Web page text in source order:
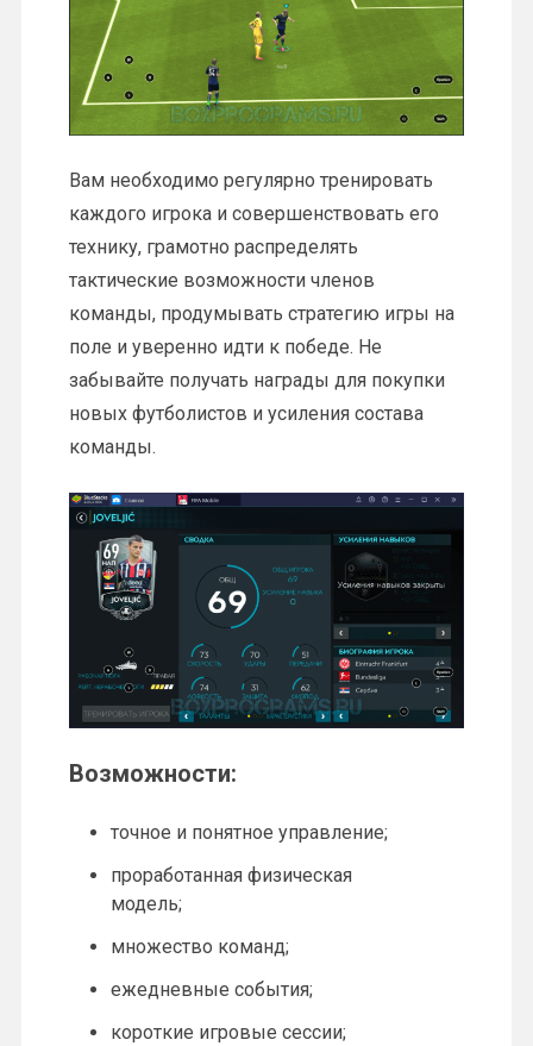
Вам необходимо регулярно тренировать
каждого игрока и совершенствовать его
технику, грамотно распределять
тактические возможности членов
команды, продумывать стратегию игры на
поле и уверенно идти к победе. Не
забывайте получать награды для покупки
новых футболистов и усиления состава
команды.
Возможности:
точное и понятное управление;
проработанная физическая
модель;
множество команд;
ежедневные события;
короткие игровые сессии;